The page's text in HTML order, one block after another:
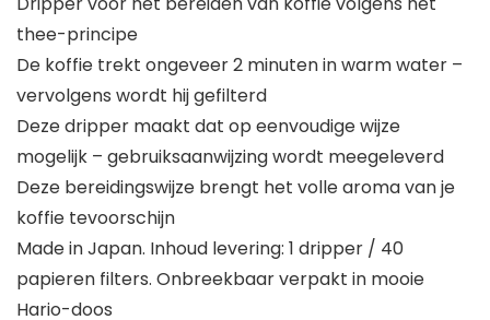
thee-principe
De koffie trekt ongeveer 2 minuten in warm water –
vervolgens wordt hij gefilterd
Deze dripper maakt dat op eenvoudige wijze
mogelijk – gebruiksaanwijzing wordt meegeleverd
Deze bereidingswijze brengt het volle aroma van je
koffie tevoorschijn
Made in Japan. Inhoud levering: 1 dripper / 40
papieren filters. Onbreekbaar verpakt in mooie
Hario-doos